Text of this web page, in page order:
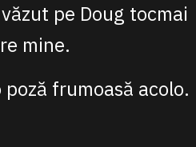
pe Doug tocmai
mine.
frumoasă acolo.